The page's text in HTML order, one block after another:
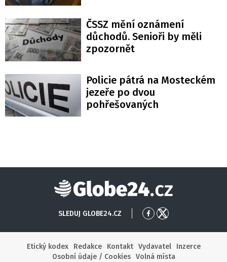
ČSSZ mění oznámení
důchodů. Senioři by měli
zpozornět
Policie pátrá na Mosteckém
jezeře po dvou
pohřešovaných
Globe24
SLEDUJ GLOBE24.CZ
PřejítPřejít
Etický kodex
Redakce Kontakt Vydavatel
Inzerce
Osobní údaje / Cookies
Volná místa